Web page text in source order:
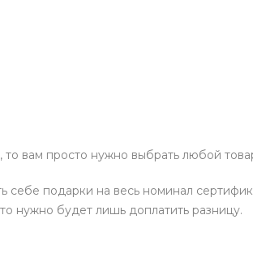
вам просто нужно выбрать любой
подарки на весь номинал
нужно будет лишь доплатить разницу.